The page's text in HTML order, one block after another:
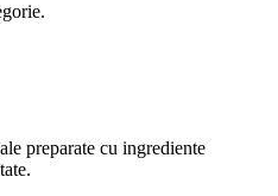
preparate cu ingrediente